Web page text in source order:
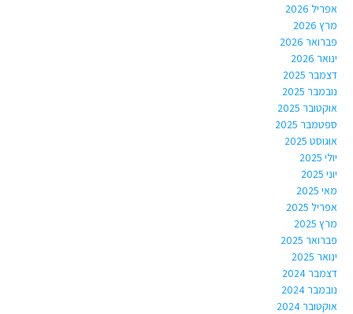
אפריל 2026
מרץ 2026
פברואר 2026
ינואר 2026
דצמבר 2025
נובמבר 2025
אוקטובר 2025
ספטמבר 2025
אוגוסט 2025
יולי 2025
יוני 2025
מאי 2025
אפריל 2025
מרץ 2025
פברואר 2025
ינואר 2025
דצמבר 2024
נובמבר 2024
אוקטובר 2024